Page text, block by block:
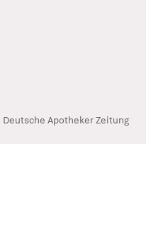
Apotheker Zeitung